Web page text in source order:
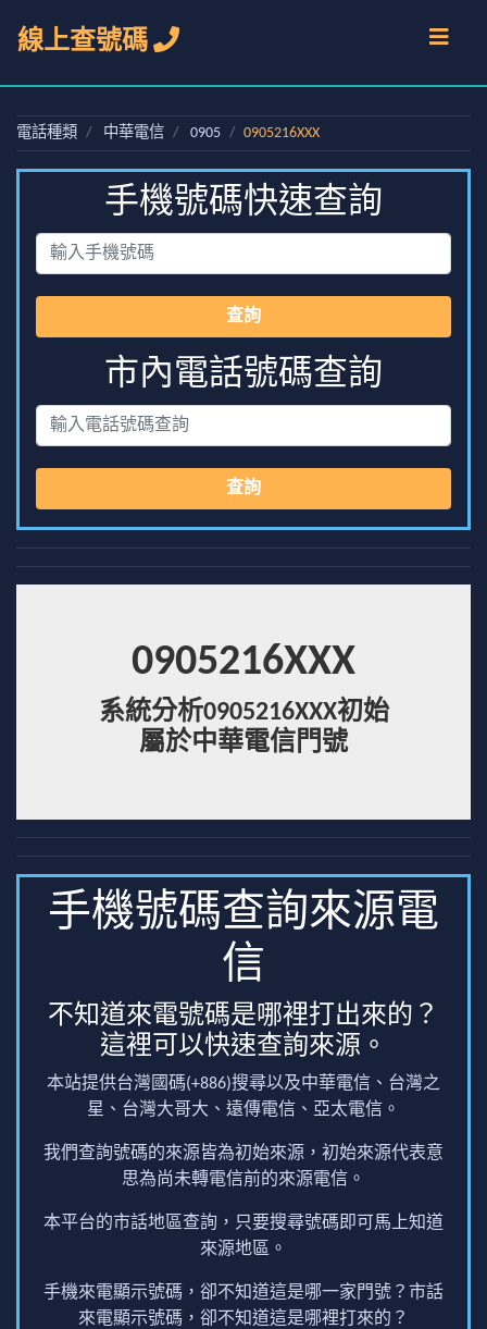
線上查號碼
電話種類 中華電信 0905 0905216XXX
手機號碼快速查詢
查詢
市內電話號碼查詢
查詢
0905216XXX
系統分析0905216XXX初始
屬於中華電信門號
手機號碼查詢來源電
信
不知道來電號碼是哪裡打出來的？
這裡可以快速查詢來源。
本站提供台灣國碼(+886)搜尋以及中華電信、台灣之
星、台灣大哥大、遠傳電信、亞太電信。
我們查詢號碼的來源皆為初始來源，初始來源代表意
思為尚未轉電信前的來源電信。
本平台的市話地區查詢，只要搜尋號碼即可馬上知道
來源地區。
手機來電顯示號碼，卻不知道這是哪一家門號？市話
來電顯示號碼，卻不知道這是哪裡打來的？